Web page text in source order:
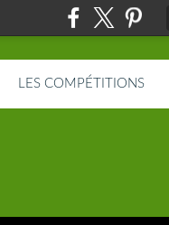
LES COMPÉTITIONS